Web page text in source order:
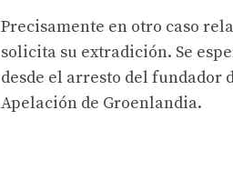
Precisamente en otro caso
solicita su extradición. Se
desde el arresto del fundador
Apelación de Groenlandia.